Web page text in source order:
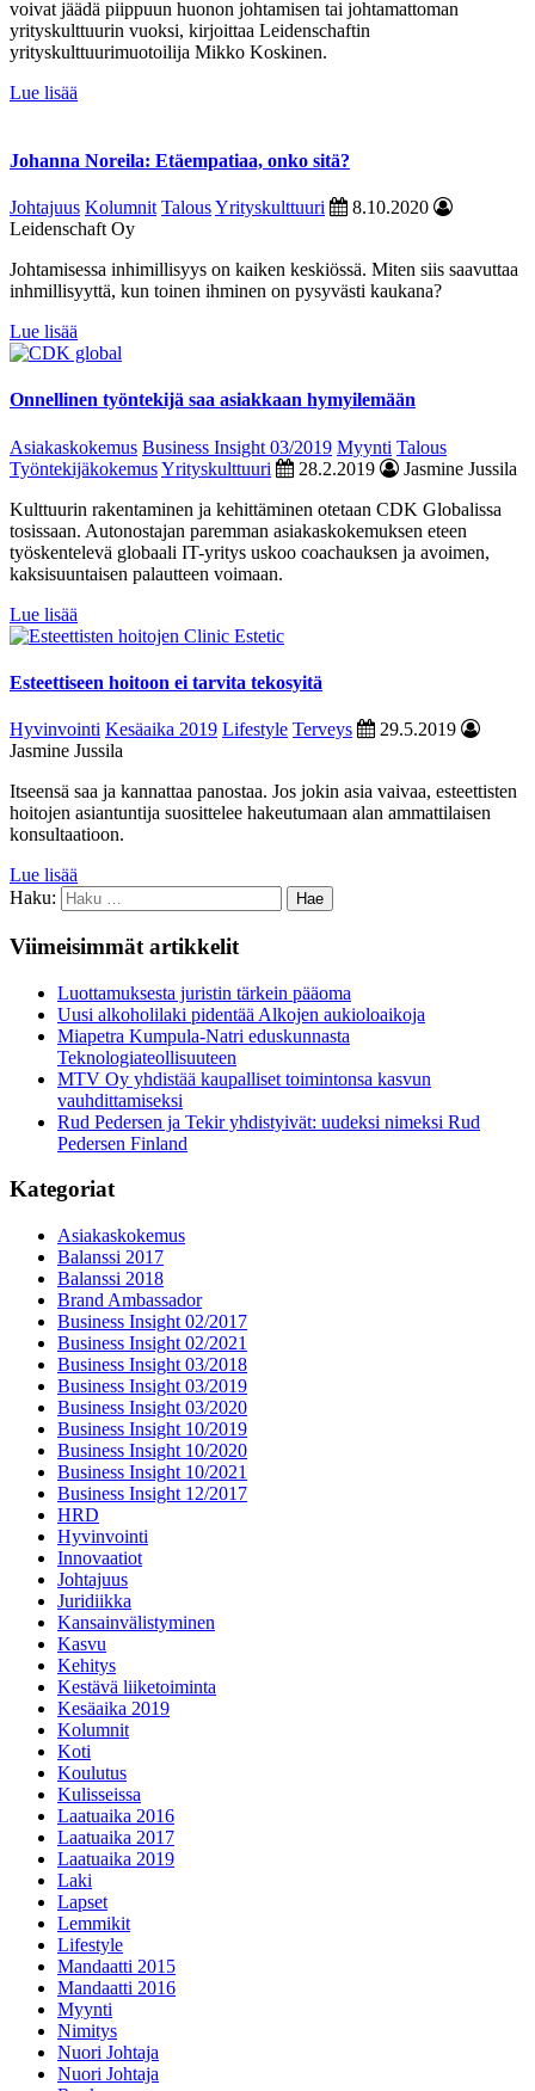
voivat jäädä piippuun huonon johtamisen tai johtamattoman
yrityskulttuurin vuoksi, kirjoittaa Leidenschaftin
yrityskulttuurimuotoilija Mikko Koskinen.
Lue lisää
Johanna Noreila: Etäempatiaa, onko sitä?
Johtajuus Kolumnit TalousYrityskulttuuri
8.10.2020
Leidenschaft Oy
Johtamisessa inhimillisyys on kaiken keskiössä. Miten siis saavuttaa
inhmillisyyttä, kun toinen ihminen on pysyvästi kaukana?
Lue lisää
Onnellinen työntekijä saa asiakkaan hymyilemään
Asiakaskokemus Business Insight 03/2019 Myynti Talous
TyöntekijäkokemusYrityskulttuuri 28.2.2019
Jasmine Jussila
Kulttuurin rakentaminen ja kehittäminen otetaan CDK Globalissa
tosissaan. Autonostajan paremman asiakaskokemuksen eteen
työskentelevä globaali IT-yritys uskoo coachauksen ja avoimen,
kaksisuuntaisen palautteen voimaan.
Lue lisää
Esteettiseen hoitoon ei tarvita tekosyitä
Hyvinvointi Kesäaika 2019 Lifestyle Terveys
29.5.2019
Jasmine Jussila
Itseensä saa ja kannattaa panostaa. Jos jokin asia vaivaa, esteettisten
hoitojen asiantuntija suosittelee hakeutumaan alan ammattilaisen
konsultaatioon.
Lue lisää
Haku:
Viimeisimmät artikkelit
Luottamuksesta juristin tärkein pääoma
Uusi alkoholilaki pidentää Alkojen aukioloaikoja
Miapetra Kumpula-Natri eduskunnasta
Teknologiateollisuuteen
MTV Oy yhdistää kaupalliset toimintonsa kasvun
vauhdittamiseksi
Rud Pedersen ja Tekir yhdistyivät: uudeksi nimeksi Rud
Pedersen Finland
Kategoriat
Asiakaskokemus
Balanssi 2017
Balanssi 2018
Brand Ambassador
Business Insight 02/2017
Business Insight 02/2021
Business Insight 03/2018
Business Insight 03/2019
Business Insight 03/2020
Business Insight 10/2019
Business Insight 10/2020
Business Insight 10/2021
Business Insight 12/2017
HRD
Hyvinvointi
Innovaatiot
Johtajuus
Juridiikka
Kansainvälistyminen
Kasvu
Kehitys
Kestävä liiketoiminta
Kesäaika 2019
Kolumnit
Koti
Koulutus
Kulisseissa
Laatuaika 2016
Laatuaika 2017
Laatuaika 2019
Laki
Lapset
Lemmikit
Lifestyle
Mandaatti 2015
Mandaatti 2016
Myynti
Nimitys
Nuori Johtaja
Nuori Johtaja